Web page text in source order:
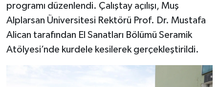
programı düzenlendi. Çalıştay açılışı, Muş
Alplarsan Üniversitesi Rektörü Prof. Dr. Mustafa
Alican tarafından El Sanatları Bölümü Seramik
Atölyesi’nde kurdele kesilerek gerçekleştirildi.
Varto